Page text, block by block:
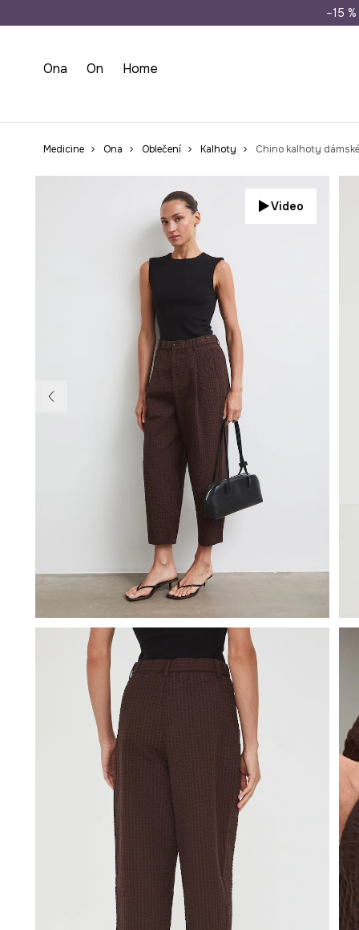
Doprava zdarma
–15
Ona On Home
Medicine Ona Oblečení Kalhoty Chino kalhoty
Video